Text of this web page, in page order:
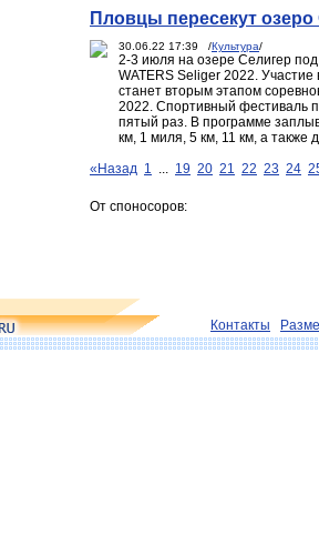
Пловцы пересекут
30.06.22 17:39 /Культура/
2-3 июля на озере Селигер
WATERS Seliger 2022.
станет вторым этапом
2022. Спортивный фестиваль
пятый раз. В программе
км, 1 миля, 5 км, 11 км, а также
«Назад 1 ... 19 20 21 22 23 24
От споносоров:
Контакты